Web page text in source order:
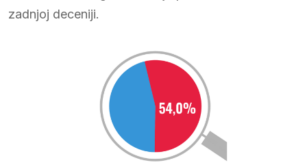
zadnjoj deceniji.